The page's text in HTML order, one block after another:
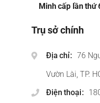
Minh cấp lần thứ
Trụ sở chính
Địa chỉ
76
Vườn Lài, TP.
Điện thoại